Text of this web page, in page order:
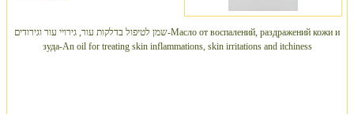
שמן לטיפול בדלקות עור, גירויי עור וגירודים-Масло от воспалений, раздражений кожи и
зуда-An oil for treating skin inflammations, skin irritations and itchiness